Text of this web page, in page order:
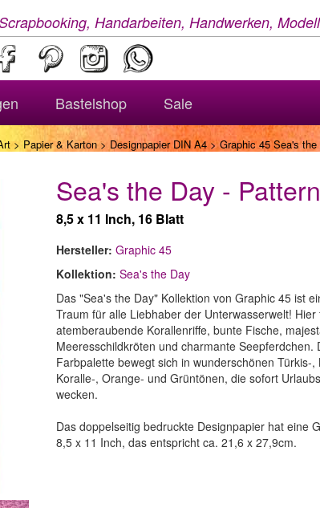
Handarbeiten, Handwerken,
Bastelshop Sale
> Papier & Karton> Designpapier DIN A4 > Graphic 45 Sea's
Sea's the Day -
8,5 x 11 Inch, 16 Blatt
Hersteller: Graphic 45
Kollektion: Sea's the Day
Das "Sea's the Day" Kollektion von Graphic 45 ist
Traum für alle Liebhaber der Unterwasserwelt! Hier
atemberaubende Korallenriffe, bunte Fische,
Meeresschildkröten und charmante Seepferdchen.
Farbpalette bewegt sich in wunderschönen Türkis-,
Koralle-, Orange- und Grüntönen, die sofort
wecken.
Das doppelseitig bedruckte Designpapier hat eine
8,5 x 11 Inch, das entspricht ca. 21,6 x 27,9cm.